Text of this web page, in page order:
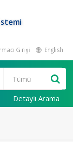
Girişi English
Detaylı Arama